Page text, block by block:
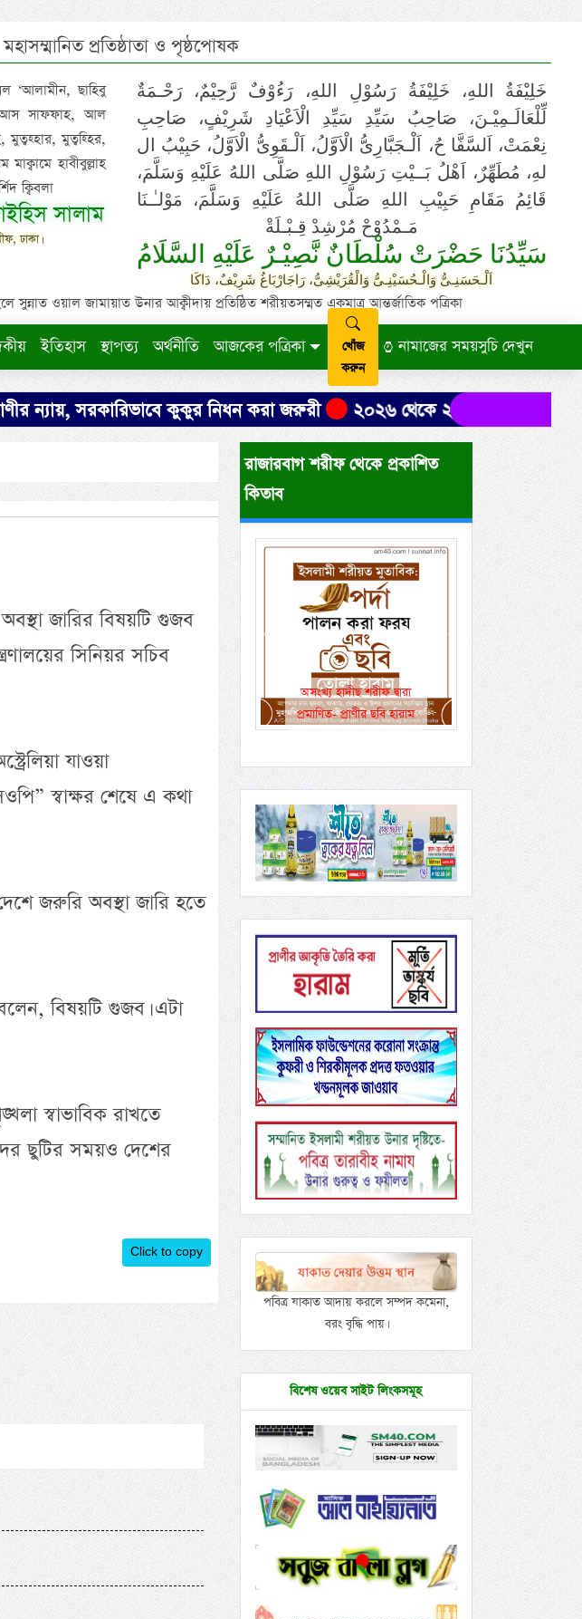
মহাসম্মানিত প্রতিষ্ঠাতা ও পৃষ্ঠপোষক
‘আলামীন, ছাহিবু
আস সাফফাহ, আল
মুত্বহ্হির,
হাবীবুল্লাহ
ক্বিবলা
সালাম
ঢাকা।
خَلِيْفَةُ اللهِ، خَلِيْفَةُ رَسُوْلِ اللهِ، رَءُوْفٌ رَّحِيْمٌ، رَحْـمَةٌ
لِّلْعَالَـمِيْـنَ، صَاحِبُ سَيِّدِ سَيِّدِ الْاَعْيَادِ شَرِيْفٍ، صَاحِبِ
نِعْمَتْ، اَلسَّفَّا حُ، اَلْـجَبَّارِىُّ الْاَوَّلُ، اَلْـقَوِىُّ الْاَوَّلُ، حَبِيْبُ ال
لهِ، مُطَهِّرٌ، اَهْلُ بَــيْتِ رَسُوْلِ اللهِ صَلَّى اللهُ عَلَيْهِ وَسَلَّمَ،
قَائِمُ مَقَامِ حَبِيْبِ اللهِ صَلَّى اللهُ عَلَيْهِ وَسَلَّمَ، مَوْلـٰـنَا
مَـمْدُوْحْ مُرْشِدْ قِـبْـلَةْ
سَيِّدُنَا حَضْرَتْ سُلْطَانٌ نَّصِيْـرٌ عَلَيْهِ السَّلَامُ
اَلْـحَسَنِـىُّ وَالْـحُسَيْنِـىُّ وَالْقُرَيْشِىُّ، رَاجَارْبَاغُ شَرِيْفٌ، دَاكَا
ওয়াল জামায়াত উনার আক্বীদায় প্রতিষ্ঠিত শরীয়তসম্মত একমাত্র আন্তর্জাতিক পত্রিকা
ইতিহাস স্থাপত্য অর্থনীতি আজকের পত্রিকা
খোঁজ
করুন
নামাজের সময়সুচি দেখুন
ন্যায়, সরকারিভাবে কুকুর নিধন করা জরুরী ২০২৬ থেকে ২০৩৯ সাল পর্যন্ত ১৩ বছর
জারির বিষয়টি গুজব
সিনিয়র সচিব
যাওয়া
স্বাক্ষর শেষে এ কথা
জরুরি অবস্থা জারি হতে
বলেন, বিষয়টি গুজব। এটা
স্বাভাবিক রাখতে
ছুটির সময়ও দেশের
Click to copy
রাজারবাগ শরীফ থেকে প্রকাশিত
কিতাব
অসংখ্য হাদীছ শরীফ দ্বারা
প্রমাণিত- প্রাণীর ছবি হারাম
একই রানওয়েতে
বেসামরিক ফ্লাইট!
পবিত্র যাকাত আদায় করলে সম্পদ কমেনা,
বরং বৃদ্ধি পায়।
বিশেষ ওয়েব সাইট লিংকসমূহ